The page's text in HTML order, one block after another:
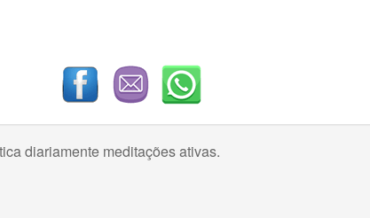
diariamente meditações ativas.